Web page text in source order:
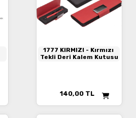
1777 KIRMIZI - Kırmızı
Tekli Deri Kalem Kutusu
140,00 TL